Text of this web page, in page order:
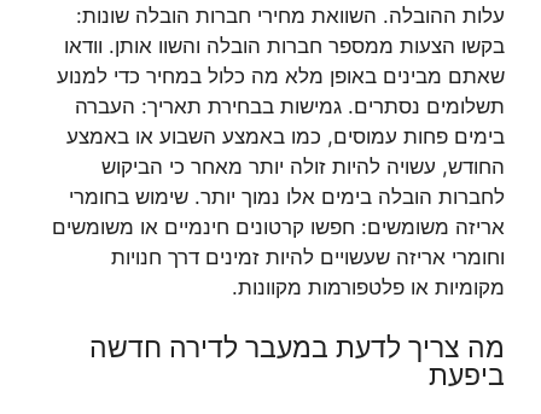
עלות ההובלה. השוואת מחירי חברות הובלה שונות:
בקשו הצעות ממספר חברות הובלה והשוו אותן. וודאו
שאתם מבינים באופן מלא מה כלול במחיר כדי למנוע
תשלומים נסתרים. גמישות בבחירת תאריך: העברה
בימים פחות עמוסים, כמו באמצע השבוע או באמצע
החודש, עשויה להיות זולה יותר מאחר כי הביקוש
לחברות הובלה בימים אלו נמוך יותר. שימוש בחומרי
אריזה משומשים: חפשו קרטונים חינמיים או משומשים
וחומרי אריזה שעשויים להיות זמינים דרך חנויות
מקומיות או פלטפורמות מקוונות.
מה צריך לדעת במעבר לדירה חדשה
ביפעת